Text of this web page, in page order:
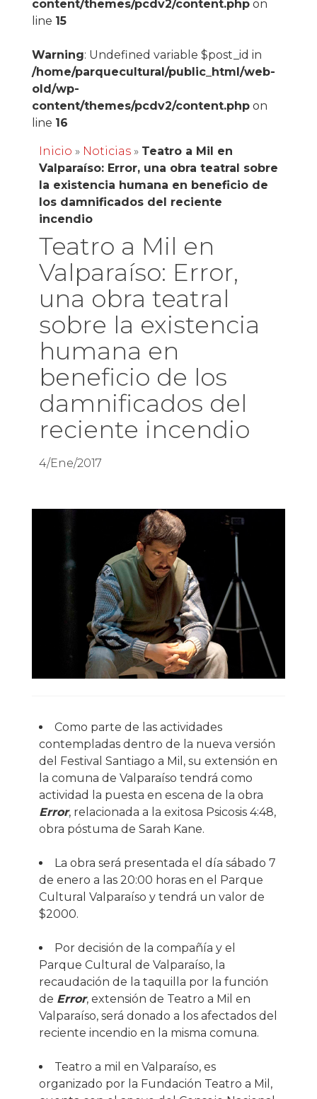
content/themes/pcdv2/content.phpon
line 15
Warning: Undefined variable $post_id in
/home/parquecultural/public_html/web-
old/wp-
content/themes/pcdv2/content.phpon
line 16
Inicio » Noticias» Teatro a Mil en
Valparaíso: Error, una obra teatral sobre
la existencia humana en beneficio de
los damnificados del reciente
incendio
Teatro a Mil en
Valparaíso: Error,
una obra teatral
sobre la existencia
humana en
beneficio de los
damnificados del
reciente incendio
4/Ene/2017
Como parte de las actividades
contempladas dentro de la nueva versión
del Festival Santiago a Mil, su extensión en
la comuna de Valparaíso tendrá como
actividad la puesta en escena de la obra
Error, relacionada a la exitosa Psicosis 4:48,
obra póstuma de Sarah Kane.
La obra será presentada el día sábado 7
de enero a las 20:00 horas en el Parque
Cultural Valparaíso y tendrá un valor de
$2000.
Por decisión de la compañía y el
Parque Cultural de Valparaíso, la
recaudación de la taquilla por la función
de Error, extensión de Teatro a Mil en
Valparaíso, será donado a los afectados del
reciente incendio en la misma comuna.
Teatro a mil en Valparaíso, es
organizado por la Fundación Teatro a Mil,